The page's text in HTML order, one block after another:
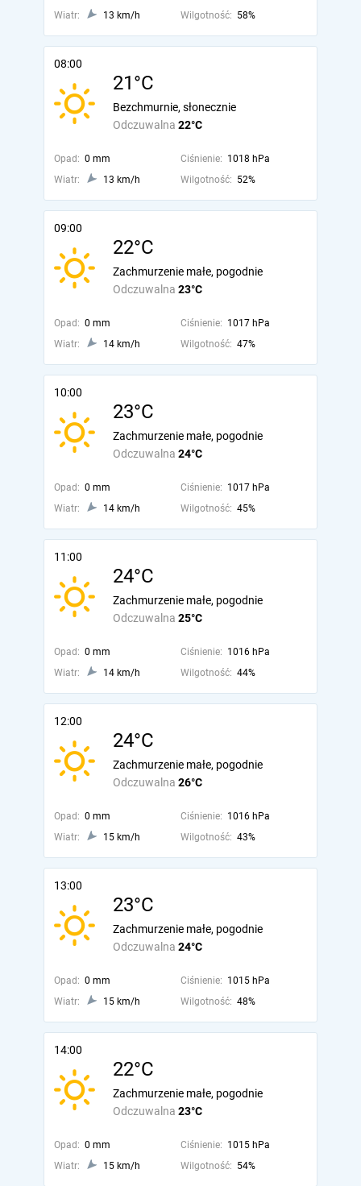
Wiatr: 13 km/h Wilgotność: 58%
08:00
21°C
Odczuwalna 22°C
Bezchmurnie, słonecznie
Opad: 0 mm Ciśnienie: 1018 hPa
Wiatr:
13 km/h Wilgotność: 52%
09:00
22°C
Odczuwalna 23°C
Zachmurzenie małe, pogodnie
Opad: 0 mm Ciśnienie: 1017 hPa
Wiatr:
14 km/h Wilgotność: 47%
10:00
23°C
Odczuwalna 24°C
Zachmurzenie małe, pogodnie
Opad: 0 mm Ciśnienie: 1017 hPa
Wiatr:
14 km/h Wilgotność: 45%
11:00
24°C
Odczuwalna 25°C
Zachmurzenie małe, pogodnie
Opad: 0 mm Ciśnienie: 1016 hPa
Wiatr:
14 km/h Wilgotność: 44%
12:00
24°C
Odczuwalna 26°C
Zachmurzenie małe, pogodnie
Opad: 0 mm Ciśnienie: 1016 hPa
Wiatr:
15 km/h Wilgotność: 43%
13:00
23°C
Odczuwalna 24°C
Zachmurzenie małe, pogodnie
Opad: 0 mm Ciśnienie: 1015 hPa
Wiatr:
15 km/h Wilgotność: 48%
14:00
22°C
Odczuwalna 23°C
Zachmurzenie małe, pogodnie
Opad: 0 mm Ciśnienie: 1015 hPa
Wiatr:
15 km/h Wilgotność: 54%